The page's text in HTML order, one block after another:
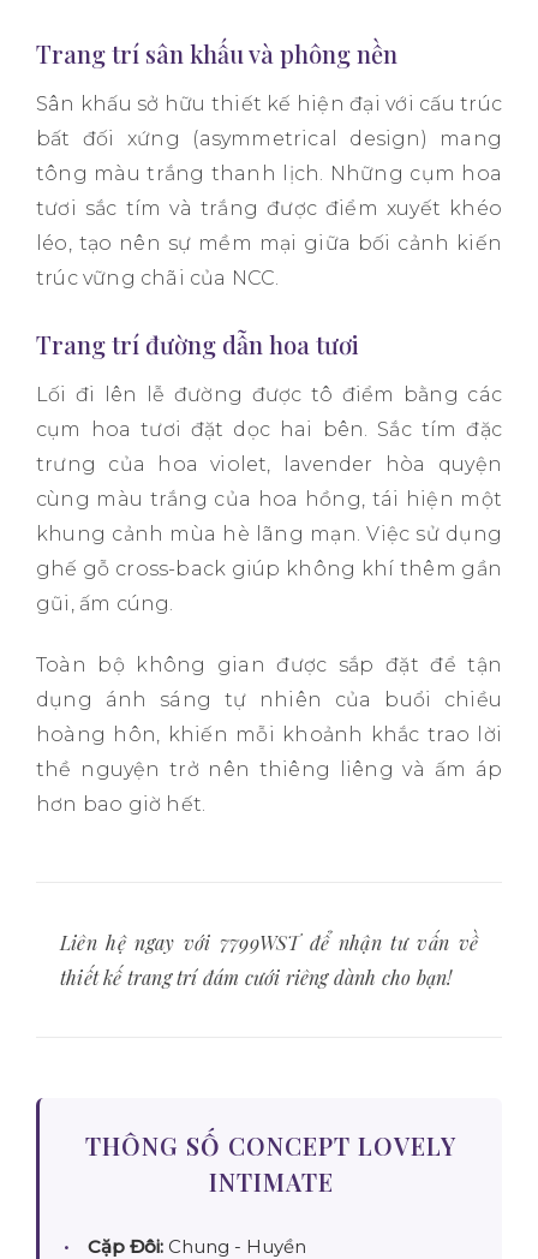
Trang trí sân khấu và phông nền
Sân khấu sở hữu thiết kế hiện đại với cấu trúc
bất đối xứng (asymmetrical design) mang
tông màu trắng thanh lịch. Những cụm hoa
tươi sắc tím và trắng được điểm xuyết khéo
léo, tạo nên sự mềm mại giữa bối cảnh kiến
trúc vững chãi của NCC.
Trang trí đường dẫn hoa tươi
Lối đi lên lễ đường được tô điểm bằng các
cụm hoa tươi đặt dọc hai bên. Sắc tím đặc
trưng của hoa violet, lavender hòa quyện
cùng màu trắng của hoa hồng, tái hiện một
khung cảnh mùa hè lãng mạn. Việc sử dụng
ghế gỗ cross-back giúp không khí thêm gần
gũi, ấm cúng.
Toàn bộ không gian được sắp đặt để tận
dụng ánh sáng tự nhiên của buổi chiều
hoàng hôn, khiến mỗi khoảnh khắc trao lời
thề nguyện trở nên thiêng liêng và ấm áp
hơn bao giờ hết.
Liên hệ ngay với 7799WST để nhận tư vấn về
thiết kế trang trí đám cưới riêng dành cho bạn!
THÔNG SỐ CONCEPT LOVELY
INTIMATE
Cặp Đôi: Chung - Huyền